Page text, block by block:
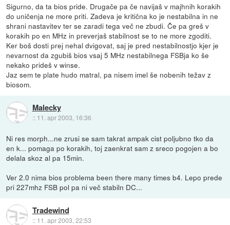
Sigurno, da ta bios pride. Drugače pa če navijaš v majhnih korakih
do uničenja ne more priti. Zadeva je kritična ko je nestabilna in ne
shrani nastavitev ter se zaradi tega več ne zbudi. Če pa greš v
korakih po en MHz in preverjaš stabilnost se to ne more zgoditi.
Ker boš dosti prej nehal dvigovat, saj je pred nestabilnostjo kjer je
nevarnost da zgubiš bios vsaj 5 MHz nestabilnega FSBja ko še
nekako prideš v winse.
Jaz sem te plate hudo matral, pa nisem imel še nobenih težav z
biosom.
Malecky
:: 11. apr 2003, 16:36
Ni res morph...ne zrusi se sam takrat ampak cist poljubno tko da
en k... pomaga po korakih, toj zaenkrat sam z sreco pogojen a bo
delala skoz al pa 15min.
Ver 2.0 nima bios problema been there many times b4. Lepo prede
pri 227mhz FSB pol pa ni več stabiln DC...
Tradewind
:: 11. apr 2003, 22:53